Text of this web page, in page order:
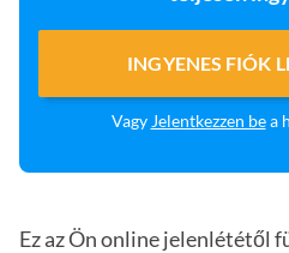
INGYENES FIÓK
Vagy Jelentkezzen bea
Ez az Ön online jelenlététől